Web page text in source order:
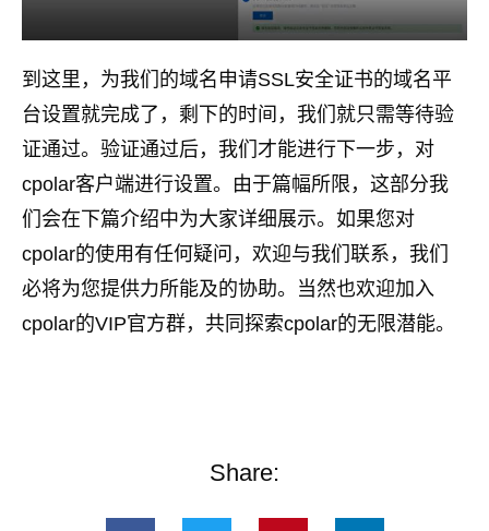
到这里，为我们的域名申请SSL安全证书的域名平
台设置就完成了，剩下的时间，我们就只需等待验
证通过。验证通过后，我们才能进行下一步，对
cpolar客户端进行设置。由于篇幅所限，这部分我
们会在下篇介绍中为大家详细展示。如果您对
cpolar的使用有任何疑问，欢迎与我们联系，我们
必将为您提供力所能及的协助。当然也欢迎加入
cpolar的VIP官方群，共同探索cpolar的无限潜能。
Share: